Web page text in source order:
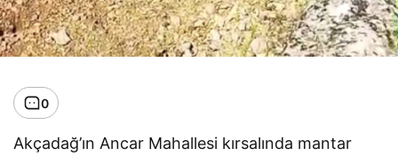
0
Akçadağ’ın Ancar Mahallesi kırsalında mantar